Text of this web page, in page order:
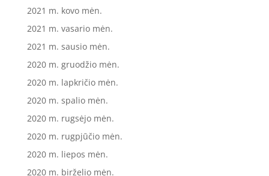
2021 m. kovo mėn.
2021 m. vasario mėn.
2021 m. sausio mėn.
2020 m. gruodžio mėn.
2020 m. lapkričio mėn.
2020 m. spalio mėn.
2020 m. rugsėjo mėn.
2020 m. rugpjūčio mėn.
2020 m. liepos mėn.
2020 m. birželio mėn.